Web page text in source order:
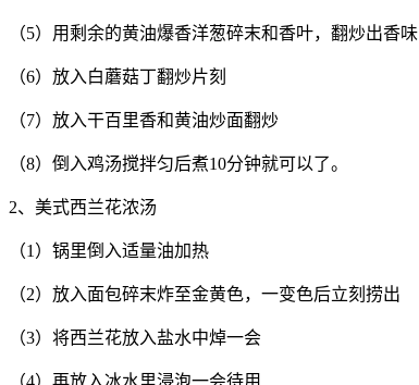
（5）用剩余的黄油爆香洋葱碎末和香叶，翻炒出香味
（6）放入白蘑菇丁翻炒片刻
（7）放入干百里香和黄油炒面翻炒
（8）倒入鸡汤搅拌匀后煮10分钟就可以了。
2、美式西兰花浓汤
（1）锅里倒入适量油加热
（2）放入面包碎末炸至金黄色，一变色后立刻捞出
（3）将西兰花放入盐水中焯一会
（4）再放入冰水里浸泡一会待用